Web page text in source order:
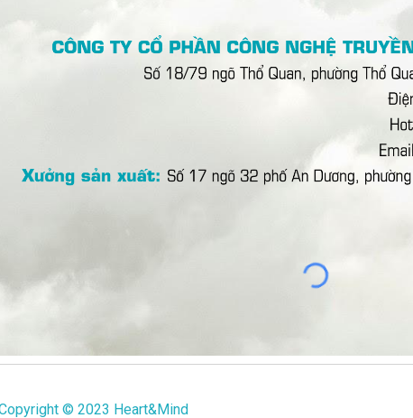
© 2023 Heart&Mind